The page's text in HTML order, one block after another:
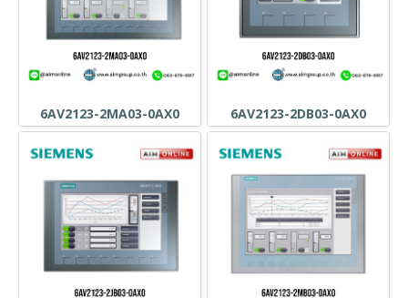
6AV2123-2MA03-0AX0 6AV2123-2DB03-0AX0